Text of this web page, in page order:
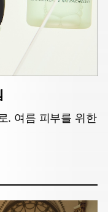
. 여름 피부를 위한